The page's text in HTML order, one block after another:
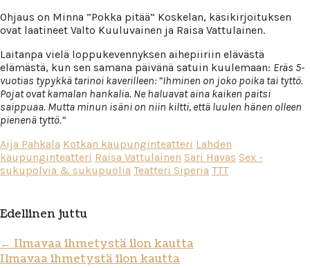
Ohjaus on Minna ”Pokka pitää” Koskelan, käsikirjoituksen
ovat laatineet Valto Kuuluvainen ja Raisa Vattulainen.
Laitanpa vielä loppukevennyksen aihepiiriin elävästä
elämästä, kun sen samana päivänä satuin kuulemaan: Eräs 5-
vuotias typykkä tarinoi kaverilleen: ”Ihminen on joko poika tai tyttö.
Pojat ovat kamalan hankalia. Ne haluavat aina kaiken paitsi
saippuaa. Mutta minun isäni on niin kiltti, että luulen hänen olleen
pienenä tyttö.”
Aija Pahkala Kotkan kaupunginteatteri Lahden
kaupunginteatteri Raisa Vattulainen Sari Havas Sex -
sukupolvia & sukupuolia Teatteri Siperia TTT
Edellinen juttu
← Ilmavaa ihmetystä ilon kautta
Ilmavaa ihmetystä ilon kautta